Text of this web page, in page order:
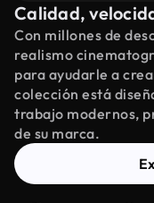
Calidad,
Con millones de
realismo
para ayudarle a
colección está
trabajo modernos,
de su marca.